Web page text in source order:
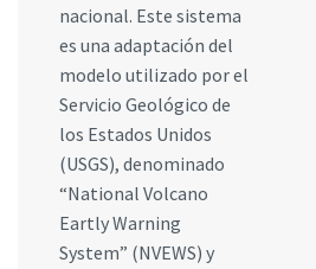
nacional. Este sistema
es una adaptación del
modelo utilizado por el
Servicio Geológico de
los Estados Unidos
(USGS), denominado
“National Volcano
Eartly Warning
System” (NVEWS) y